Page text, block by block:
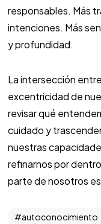
responsables. Más
intenciones. Más
y profundidad.
La intersección entre
excentricidad de
revisar qué
cuidado y
nuestras
refinarnos por
parte de nosotros
autoconocimiento